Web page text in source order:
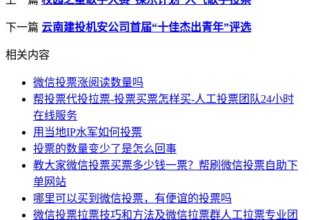
下一篇 云南建投机安公司首届“十佳杰出青年”评选
相关内容
微信投票涨阅读数量吗
帮投票代投拉票-投票买票怎样买-人工投票团队24小时
在线服务
用当地IP水军如何投票
投票的数量变少了是怎么回事
教大家微信投票买票多少钱一票？帮刷微信投票自助下
单网站
哪里可以买到微信投票，有便谊的投票吗
微信投票拉票技巧和方法及微信拉票群人工拉票专业团